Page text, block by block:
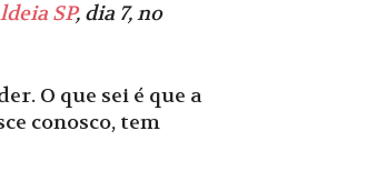
SP, dia 7, no
O que sei é que a
conosco, tem